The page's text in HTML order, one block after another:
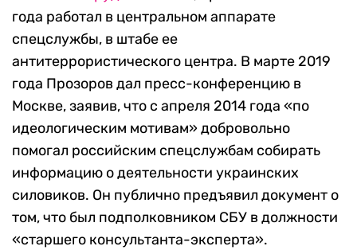
года работал в центральном аппарате
спецслужбы, в штабе ее
антитеррористического центра. В марте 2019
года Прозоров дал пресс-конференцию в
Москве, заявив, что с апреля 2014 года «по
идеологическим мотивам» добровольно
помогал российским спецслужбам собирать
информацию о деятельности украинских
силовиков. Он публично предъявил документ о
том, что был подполковником СБУ в должности
«старшего консультанта-эксперта».